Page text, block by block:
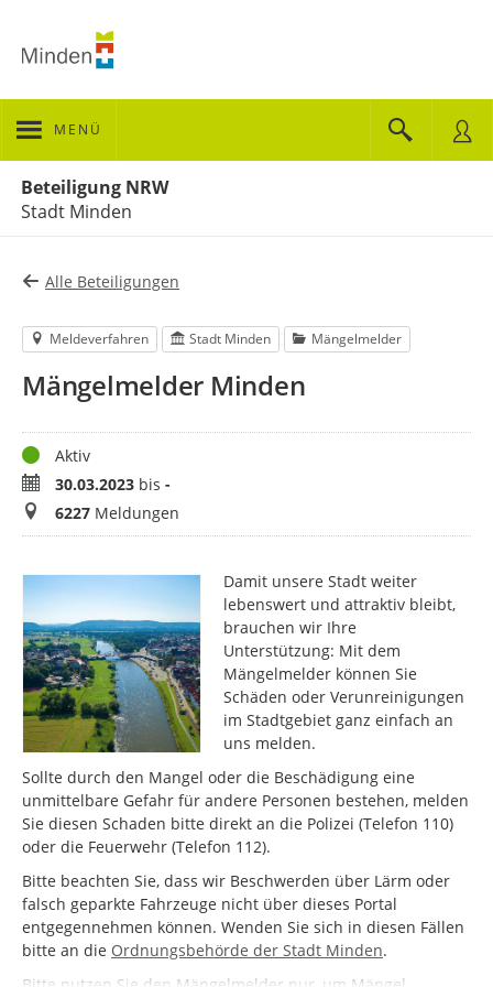
MENÜ
Beteiligung NRW
Stadt Minden
Alle Beteiligungen
Meldeverfahren Stadt Minden Mängelmelder
Mängelmelder Minden
StatusAktiv
Zeitraum30.03.2023 bis -
Meldungen
6227 Meldungen
Damit unsere Stadt weiter
lebenswert und attraktiv bleibt,
brauchen wir Ihre
Unterstützung: Mit dem
Mängelmelder können Sie
Schäden oder Verunreinigungen
im Stadtgebiet ganz einfach an
uns melden.
Sollte durch den Mangel oder die Beschädigung eine
unmittelbare Gefahr für andere Personen bestehen, melden
Sie diesen Schaden bitte direkt an die Polizei (Telefon 110)
oder die Feuerwehr (Telefon 112).
Bitte beachten Sie, dass wir Beschwerden über Lärm oder
falsch geparkte Fahrzeuge nicht über dieses Portal
entgegennehmen können. Wenden Sie sich in diesen Fällen
bitte an die Ordnungsbehörde der Stadt Minden.